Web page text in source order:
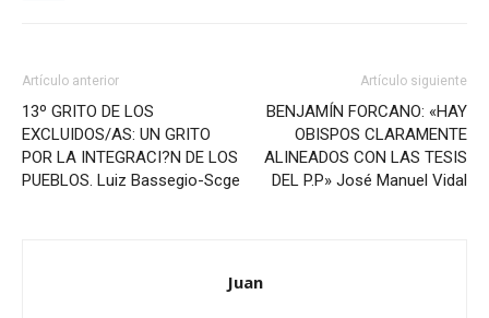
Artículo anterior
13º GRITO DE LOS
EXCLUIDOS/AS: UN GRITO
POR LA INTEGRACI?N DE LOS
PUEBLOS. Luiz Bassegio-Scge
Artículo siguiente
BENJAMÍN FORCANO: «HAY
OBISPOS CLARAMENTE
ALINEADOS CON LAS TESIS
DEL P.P» José Manuel Vidal
Juan